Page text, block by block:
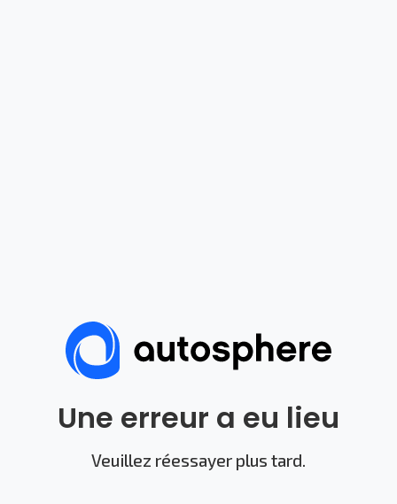
Une erreur a eu lieu
Veuillez réessayer plus tard.